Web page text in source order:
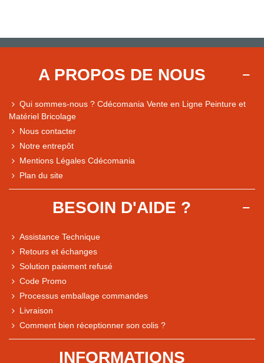
Comparaison des performances du magasin
A PROPOS DE NOUS
Qui sommes-nous ? Cdécomania Vente en Ligne Peinture et
Matériel Bricolage
Nous contacter
Notre entrepôt
Mentions Légales Cdécomania
Plan du site
BESOIN D'AIDE ?
Assistance Technique
Retours et échanges
Solution paiement refusé
Code Promo
Processus emballage commandes
Livraison
Comment bien réceptionner son colis ?
INFORMATIONS